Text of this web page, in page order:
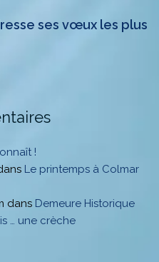
ses vœux les plus
!
Le printemps à Colmar
dans Demeure Historique
… une crèche